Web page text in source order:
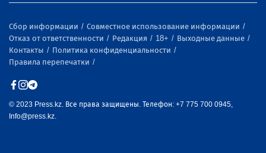
Сбор информации
Совместное использование информации
Отказ от ответственности
Редакция 18+
Выходные данные
Контакты
Политика конфиденциальности
Правила перепечатки
© 2023 Press.kz. Все права защищены. Телефон: +7 775 700 0945,
Info@press.kz.